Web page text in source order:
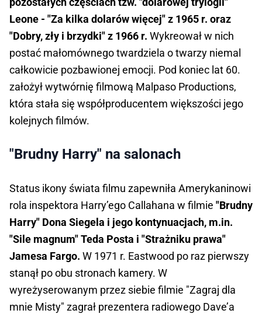
Leone - "Za kilka dolarów więcej" z 1965 r. oraz
"Dobry, zły i brzydki" z 1966 r. Wykreował w nich
postać małomównego twardziela o twarzy niemal
całkowicie pozbawionej emocji. Pod koniec lat 60.
założył wytwórnię filmową Malpaso Productions,
która stała się współproducentem większości jego
kolejnych filmów.
"Brudny Harry" na salonach
Status ikony świata filmu zapewniła Amerykaninowi
rola inspektora Harry’ego Callahana w filmie "Brudny
Harry" Dona Siegela i jego kontynuacjach, m.in.
"Sile magnum" Teda Posta i "Strażniku prawa"
Jamesa Fargo. W 1971 r. Eastwood po raz pierwszy
stanął po obu stronach kamery. W
wyreżyserowanym przez siebie filmie "Zagraj dla
mnie Misty" zagrał prezentera radiowego Dave’a